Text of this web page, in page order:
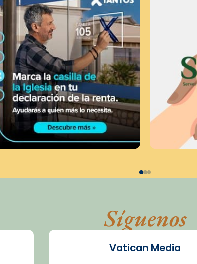
Síguenos
Vatican Media